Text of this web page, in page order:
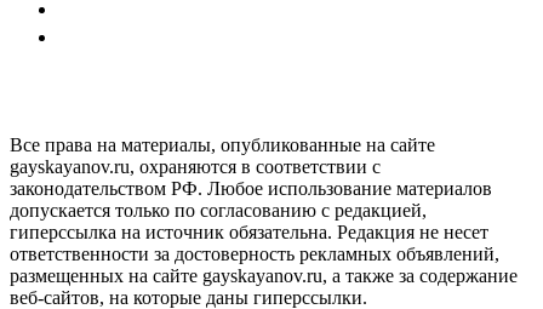
Все права на материалы, опубликованные на сайте
gayskayanov.ru, охраняются в соответствии с
законодательством РФ. Любое использование материалов
допускается только по согласованию с редакцией,
гиперссылка на источник обязательна. Редакция не несет
ответственности за достоверность рекламных объявлений,
размещенных на сайте gayskayanov.ru, а также за содержание
веб-сайтов, на которые даны гиперссылки.